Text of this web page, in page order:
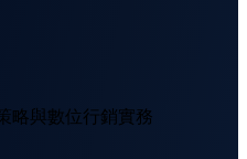
略與數位行銷實務